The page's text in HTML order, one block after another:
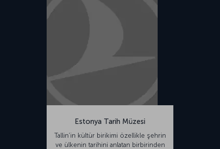
Estonya Tarih Müzesi
Tallin’in kültür birikimi özellikle şehrin
ve ülkenin tarihini anlatan birbirinden